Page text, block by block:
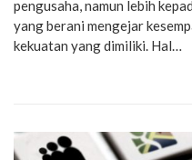
pengusaha, namun lebih
yang berani mengejar
kekuatan yang dimiliki. Hal…